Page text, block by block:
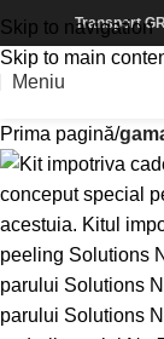
Skip to navigation
Skip to main
Transport
Meniu
Prima pagină